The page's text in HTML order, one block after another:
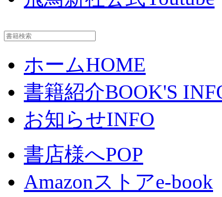
ホームHOME
書籍紹介BOOK'S
お知らせINFO
書店様へPOP
Amazonストアe-book